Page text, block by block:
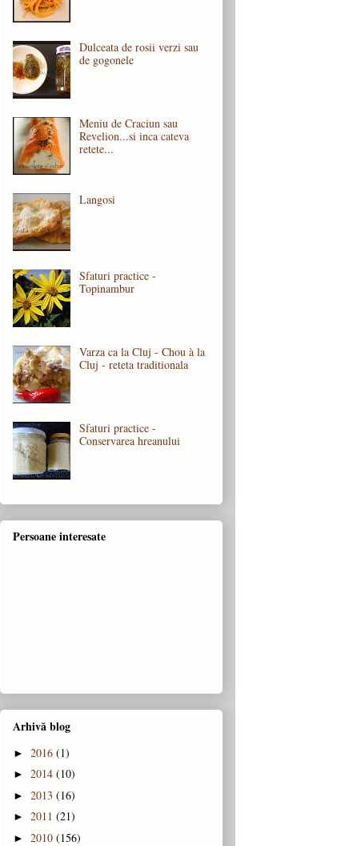
Dulceata de rosii verzi sau
de gogonele
Meniu de Craciun sau
Revelion...si inca cateva
retete...
Langosi
Sfaturi practice -
Topinambur
Varza ca la Cluj - Chou à la
Cluj - reteta traditionala
Sfaturi practice -
Conservarea hreanului
Persoane interesate
Arhivă blog
► 2016 (1)
► 2014 (10)
► 2013 (16)
► 2011 (21)
► 2010 (156)